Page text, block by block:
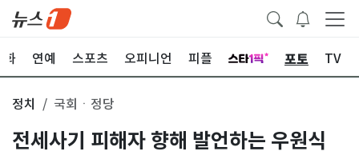
화 연예 스포츠 오피니언 피플 포토 TV
정치 국회ㆍ정당
전세사기 피해자 향해 발언하는 우원식